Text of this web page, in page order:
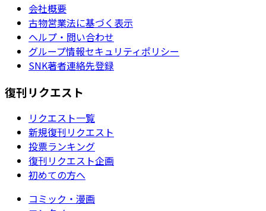
会社概要
古物営業法に基づく表示
ヘルプ・問い合わせ
グループ情報セキュリティポリシー
SNK著者連絡先登録
復刊リクエスト
リクエスト一覧
新規復刊リクエスト
投票ランキング
復刊リクエスト企画
初めての方へ
コミック・漫画